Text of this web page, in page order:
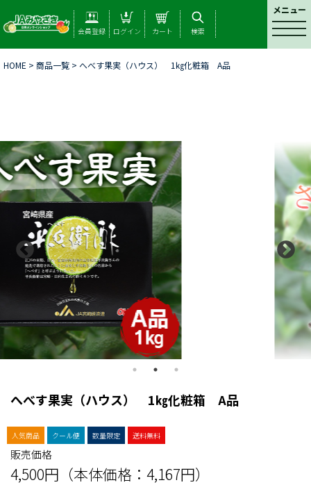
メニュー
t
i
g
t
o
n
会員登録 ログイン カート 検索
HOME > 商品一覧 > へべす果実（ハウス） 1㎏化粧箱 A品
へべす果実（ハウス） 1㎏化粧箱 A品
人気商品 クール便 数量限定 送料無料
販売価格
4,500円（本体価格：4,167円）